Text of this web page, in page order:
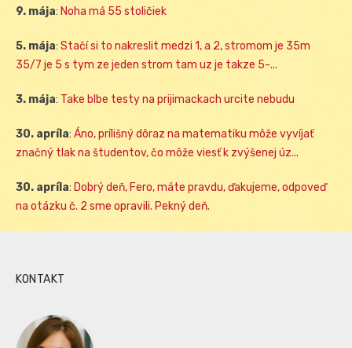
9. mája: Noha má 55 stoličiek
5. mája: Stačí si to nakreslit medzi 1, a 2, stromom je 35m
35/7 je 5 s tym ze jeden strom tam uz je takze 5-...
3. mája: Take blbe testy na prijimackach urcite nebudu
30. apríla: Áno, prílišný dôraz na matematiku môže vyvíjať
značný tlak na študentov, čo môže viesť k zvýšenej úz...
30. apríla: Dobrý deň, Fero, máte pravdu, ďakujeme, odpoveď
na otázku č. 2 sme opravili. Pekný deň.
KONTAKT